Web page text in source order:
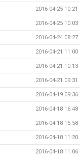
2016-04-25 10:21
2016-04-25 10:03
2016-04-24 08:27
2016-04-21 11:00
2016-04-21 10:13
2016-04-21 09:31
2016-04-19 09:36
2016-04-18 16:48
2016-04-18 15:58
2016-04-18 11:20
2016-04-18 11:06